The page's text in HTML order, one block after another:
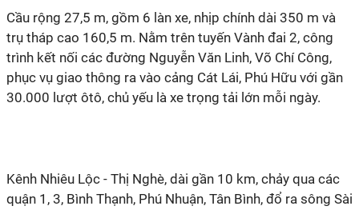
Cầu rộng 27,5 m, gồm 6 làn xe, nhịp chính dài 350 m và
trụ tháp cao 160,5 m. Nằm trên tuyến Vành đai 2, công
trình kết nối các đường Nguyễn Văn Linh, Võ Chí Công,
phục vụ giao thông ra vào cảng Cát Lái, Phú Hữu với gần
30.000 lượt ôtô, chủ yếu là xe trọng tải lớn mỗi ngày.
Kênh Nhiêu Lộc - Thị Nghè, dài gần 10 km, chảy qua các
quận 1, 3, Bình Thạnh, Phú Nhuận, Tân Bình, đổ ra sông Sài